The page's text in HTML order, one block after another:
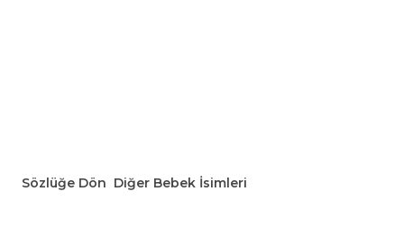
Sözlüğe Dön Diğer Bebek İsimleri